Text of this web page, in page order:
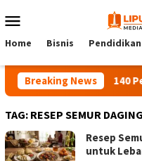
to
Menu
Home Bisnis Pendidikan
Breaking News 140
TAG: RESEP SEMUR DAGING
Resep
untuk